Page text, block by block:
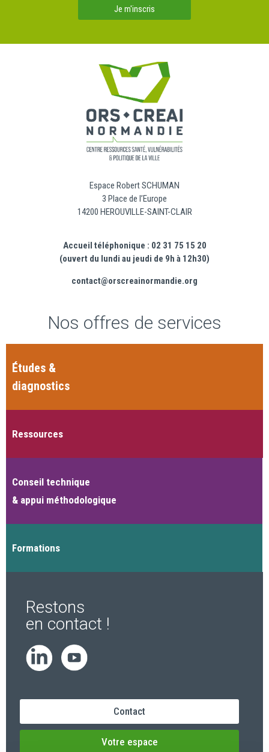
Je m'inscris
Espace Robert SCHUMAN
3 Place de l’Europe
14200 HEROUVILLE-SAINT-CLAIR
Accueil téléphonique : 02 31 75 15 20
(ouvert du lundi au jeudi de 9h à 12h30)
contact@orscreainormandie.org
Nos offres de services
Études &
diagnostics
Ressources
Conseil technique
& appui méthodologique
Formations
Restons
en contact !
Contact
Votre espace